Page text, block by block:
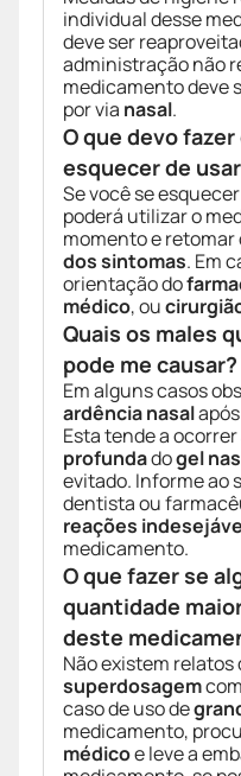
individual desse
deve ser
administração não
medicamento deve
por via nasal.
O que devo
esquecer de
Se você se
poderá utilizar o
momento e
dos sintomas. Em
orientação do
médico, ou
Quais os males
pode me causar?
Em alguns casos
ardência nasal
Esta tende a ocorrer
profundadogel
evitado. Informe ao
dentista ou
reações
medicamento.
O que fazer se
quantidade
deste
Não existem relatos
superdosagem
caso de uso de
medicamento,
médicoe leve a